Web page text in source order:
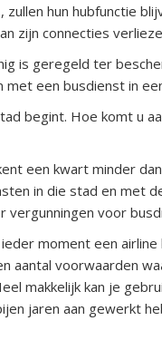
hun hubfunctie
zijn connecties
is geregeld ter
met een busdienst in
begint. Hoe komt u
een kwart minder
in die stad en met
voor
moment een
aantal voorwaarden
makkelijk kan je
jaren aan gewerkt